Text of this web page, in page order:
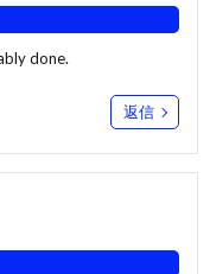
done.
返信